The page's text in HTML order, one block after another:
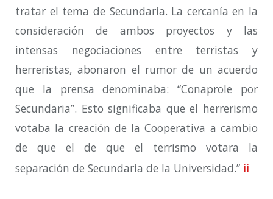
tratar el tema de Secundaria. La cercanía en la
consideración de ambos proyectos y las
intensas negociaciones entre terristas y
herreristas, abonaron el rumor de un acuerdo
que la prensa denominaba: “Conaprole por
Secundaria”. Esto significaba que el herrerismo
votaba la creación de la Cooperativa a cambio
de que el de que el terrismo votara la
separación de Secundaria de la Universidad.” ii